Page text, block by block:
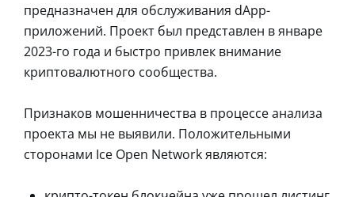
предназначен для обслуживания dApp-
приложений. Проект был представлен в январе
2023-го года и быстро привлек внимание
криптовалютного сообщества.
Признаков мошенничества в процессе анализа
проекта мы не выявили. Положительными
сторонами Ice Open Network являются: